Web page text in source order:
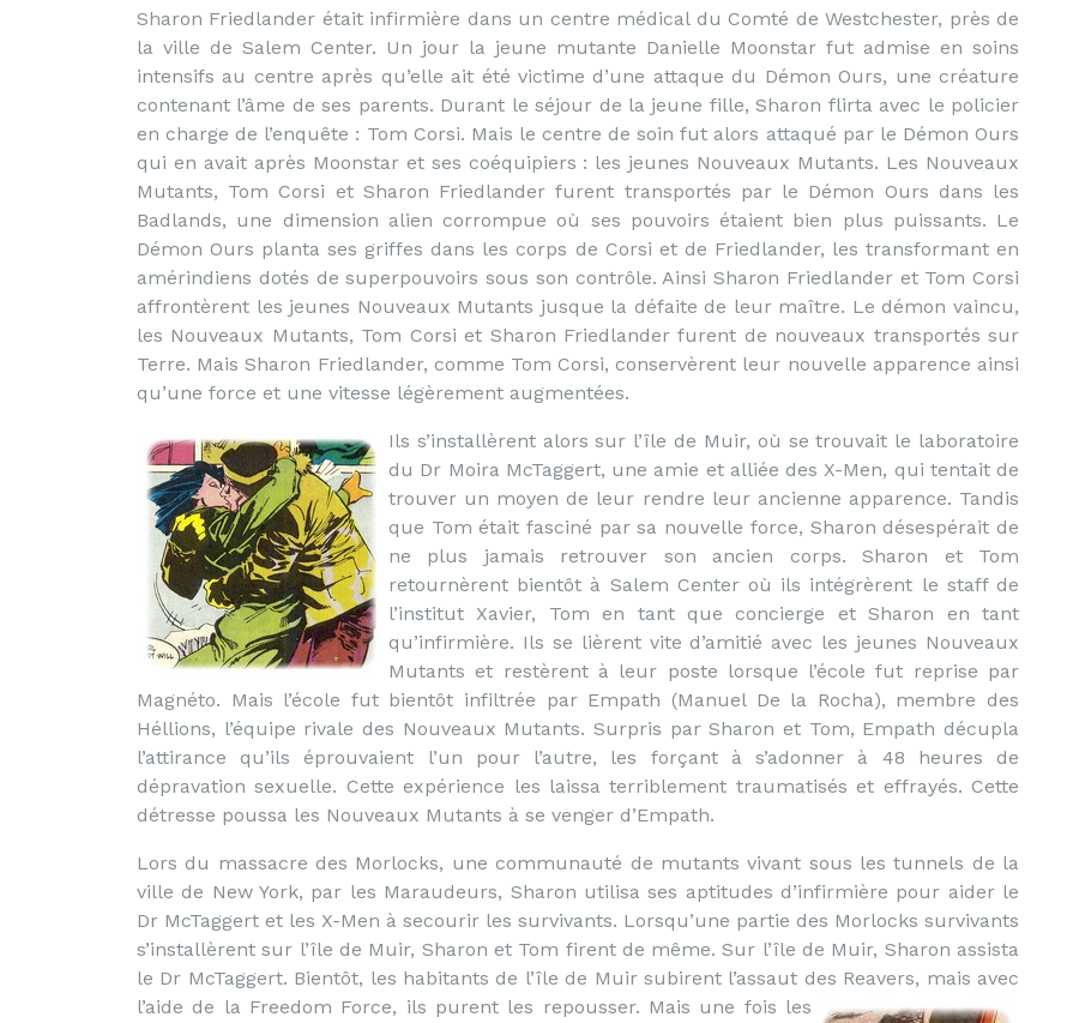
Sharon Friedlander était infirmière dans un centre médical du Comté de Westchester, près de
la ville de Salem Center. Un jour la jeune mutante Danielle Moonstar fut admise en soins
intensifs au centre après qu’elle ait été victime d’une attaque du Démon Ours, une créature
contenant l’âme de ses parents. Durant le séjour de la jeune fille, Sharon flirta avec le policier
en charge de l’enquête : Tom Corsi. Mais le centre de soin fut alors attaqué par le Démon Ours
qui en avait après Moonstar et ses coéquipiers : les jeunes Nouveaux Mutants. Les Nouveaux
Mutants, Tom Corsi et Sharon Friedlander furent transportés par le Démon Ours dans les
Badlands, une dimension alien corrompue où ses pouvoirs étaient bien plus puissants. Le
Démon Ours planta ses griffes dans les corps de Corsi et de Friedlander, les transformant en
amérindiens dotés de superpouvoirs sous son contrôle. Ainsi Sharon Friedlander et Tom Corsi
affrontèrent les jeunes Nouveaux Mutants jusque la défaite de leur maître. Le démon vaincu,
les Nouveaux Mutants, Tom Corsi et Sharon Friedlander furent de nouveaux transportés sur
Terre. Mais Sharon Friedlander, comme Tom Corsi, conservèrent leur nouvelle apparence ainsi
qu’une force et une vitesse légèrement augmentées.
Ils s’installèrent alors sur l’île de Muir, où se trouvait le laboratoire
du Dr Moira McTaggert, une amie et alliée des X-Men, qui tentait de
trouver un moyen de leur rendre leur ancienne apparence. Tandis
que Tom était fasciné par sa nouvelle force, Sharon désespérait de
ne plus jamais retrouver son ancien corps. Sharon et Tom
retournèrent bientôt à Salem Center où ils intégrèrent le staff de
l’institut Xavier, Tom en tant que concierge et Sharon en tant
qu’infirmière. Ils se lièrent vite d’amitié avec les jeunes Nouveaux
Mutants et restèrent à leur poste lorsque l’école fut reprise par
Magnéto. Mais l’école fut bientôt infiltrée par Empath (Manuel De la Rocha), membre des
Héllions, l’équipe rivale des Nouveaux Mutants. Surpris par Sharon et Tom, Empath décupla
l’attirance qu’ils éprouvaient l’un pour l’autre, les forçant à s’adonner à 48 heures de
dépravation sexuelle. Cette expérience les laissa terriblement traumatisés et effrayés. Cette
détresse poussa les Nouveaux Mutants à se venger d’Empath.
Lors du massacre des Morlocks, une communauté de mutants vivant sous les tunnels de la
ville de New York, par les Maraudeurs, Sharon utilisa ses aptitudes d’infirmière pour aider le
Dr McTaggert et les X-Men à secourir les survivants. Lorsqu’une partie des Morlocks survivants
s’installèrent sur l’île de Muir, Sharon et Tom firent de même. Sur l’île de Muir, Sharon assista
le Dr McTaggert. Bientôt, les habitants de l’île de Muir subirent l’assaut des Reavers, mais avec
l’aide de la Freedom Force, ils purent les repousser. Mais une fois les